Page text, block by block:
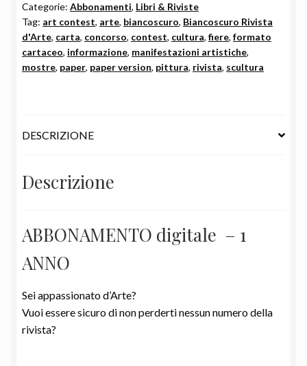
digitale)
per
1
anno
Categorie: Abbonamenti, Libri & Riviste
Tag: art contest, arte, biancoscuro, Biancoscuro Rivista
d'Arte, carta, concorso, contest, cultura, fiere, formato
cartaceo, informazione, manifestazioni artistiche,
mostre, paper, paper version, pittura, rivista, scultura
DESCRIZIONE
Descrizione
ABBONAMENTO digitale – 1
ANNO
Sei appassionato d’Arte?
Vuoi essere sicuro di non perderti nessun numero della
rivista?